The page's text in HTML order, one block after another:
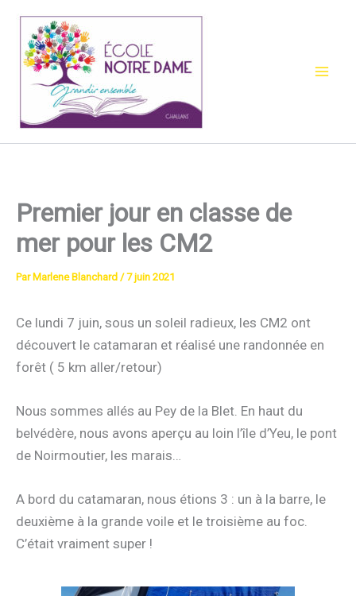
contenu
Premier jour en classe de
mer pour les CM2
Par Marlene Blanchard /7 juin 2021
Ce lundi 7 juin, sous un soleil radieux, les CM2 ont
découvert le catamaran et réalisé une randonnée en
forêt ( 5 km aller/retour)
Nous sommes allés au Pey de la Blet. En haut du
belvédère, nous avons aperçu au loin l’île d’Yeu, le pont
de Noirmoutier, les marais…
A bord du catamaran, nous étions 3 : un à la barre, le
deuxième à la grande voile et le troisième au foc.
C’était vraiment super !